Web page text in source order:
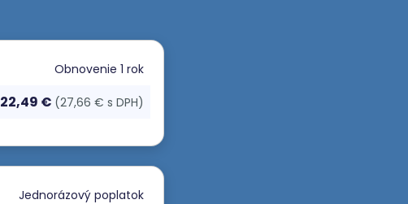
Obnovenie 1 rok
22,49 € (27,66 € s DPH)
Jednorázový poplatok